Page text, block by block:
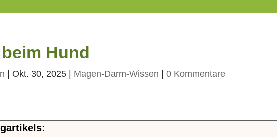
Hund
| Okt. 30, 2025 | Magen-Darm-Wissen |0 Kommentare